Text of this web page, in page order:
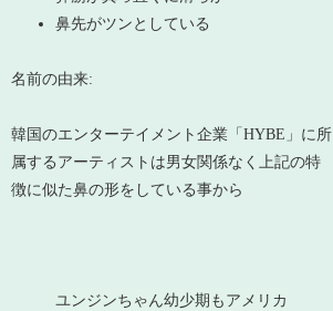
鼻先がツンとしている
名前の由来:
韓国のエンターテイメント企業「HYBE」に所
属するアーティストは男女関係なく上記の特
徴に似た鼻の形をしている事から
ユンジンちゃん幼少期もアメリカ